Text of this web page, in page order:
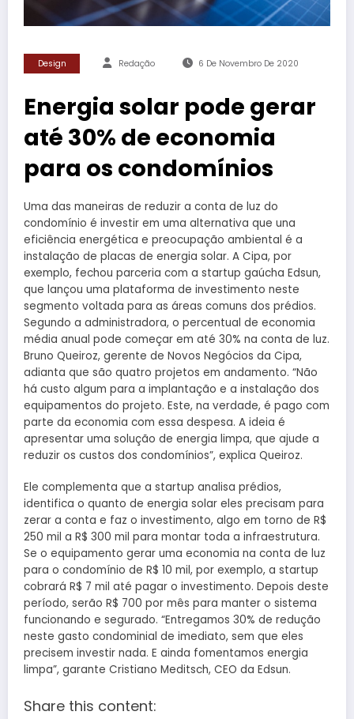
Design Redação 6 De Novembro De 2020
Energia solar pode gerar
até 30% de economia
para os condomínios
Uma das maneiras de reduzir a conta de luz do
condomínio é investir em uma alternativa que una
eficiência energética e preocupação ambiental é a
instalação de placas de energia solar. A Cipa, por
exemplo, fechou parceria com a startup gaúcha Edsun,
que lançou uma plataforma de investimento neste
segmento voltada para as áreas comuns dos prédios.
Segundo a administradora, o percentual de economia
média anual pode começar em até 30% na conta de luz.
Bruno Queiroz, gerente de Novos Negócios da Cipa,
adianta que são quatro projetos em andamento. “Não
há custo algum para a implantação e a instalação dos
equipamentos do projeto. Este, na verdade, é pago com
parte da economia com essa despesa. A ideia é
apresentar uma solução de energia limpa, que ajude a
reduzir os custos dos condomínios”, explica Queiroz.
Ele complementa que a startup analisa prédios,
identifica o quanto de energia solar eles precisam para
zerar a conta e faz o investimento, algo em torno de R$
250 mil a R$ 300 mil para montar toda a infraestrutura.
Se o equipamento gerar uma economia na conta de luz
para o condomínio de R$ 10 mil, por exemplo, a startup
cobrará R$ 7 mil até pagar o investimento. Depois deste
período, serão R$ 700 por mês para manter o sistema
funcionando e segurado. “Entregamos 30% de redução
neste gasto condominial de imediato, sem que eles
precisem investir nada. E ainda fomentamos energia
limpa”, garante Cristiano Meditsch, CEO da Edsun.
Share this content: